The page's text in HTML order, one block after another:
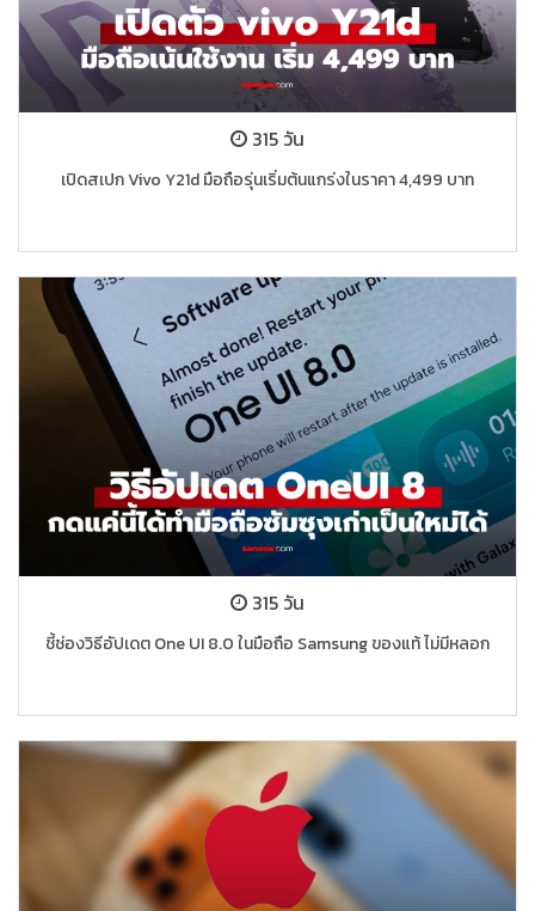
315 วัน
เปิดสเปก Vivo Y21d มือถือรุ่นเริ่มต้นแกร่งในราคา 4,499 บาท
315 วัน
ชี้ช่องวิธีอัปเดต One UI 8.0 ในมือถือ Samsung ของแท้ ไม่มีหลอก